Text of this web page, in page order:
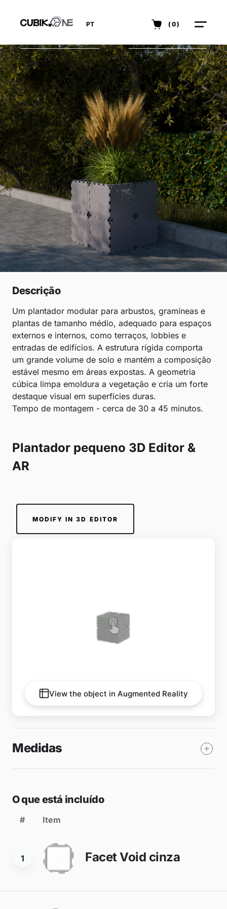
PT (0)
Descrição
Um plantador modular para arbustos, gramíneas e
plantas de tamanho médio, adequado para espaços
externos e internos, como terraços, lobbies e
entradas de edifícios. A estrutura rígida comporta
um grande volume de solo e mantém a composição
estável mesmo em áreas expostas. A geometria
cúbica limpa emoldura a vegetação e cria um forte
destaque visual em superfícies duras.
Tempo de montagem - cerca de 30 a 45 minutos.
Plantador pequeno 3D Editor &
AR
MODIFY IN 3D EDITOR
View the object in Augmented Reality
Medidas
O que está incluído
# Item
1 Facet Void cinza